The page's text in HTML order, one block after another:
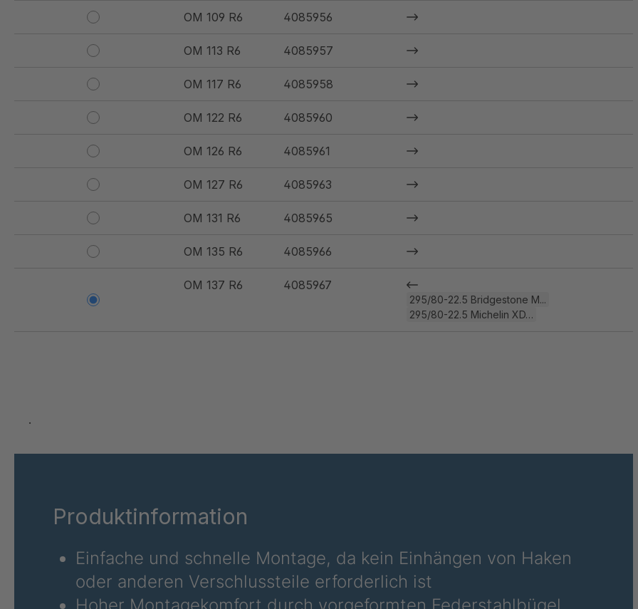
OM 109 R6 4085956
OM 113 R6 4085957
OM 117 R6 4085958
OM 122 R6 4085960
OM 126 R6 4085961
OM 127 R6 4085963
OM 131 R6 4085965
OM 135 R6 4085966
OM 137 R6 4085967
295/80-22.5 Bridgestone M...
295/80-22.5 Michelin XD…
.
Produktinformation
Einfache und schnelle Montage, da kein Einhängen von Haken
oder anderen Verschlussteile erforderlich ist